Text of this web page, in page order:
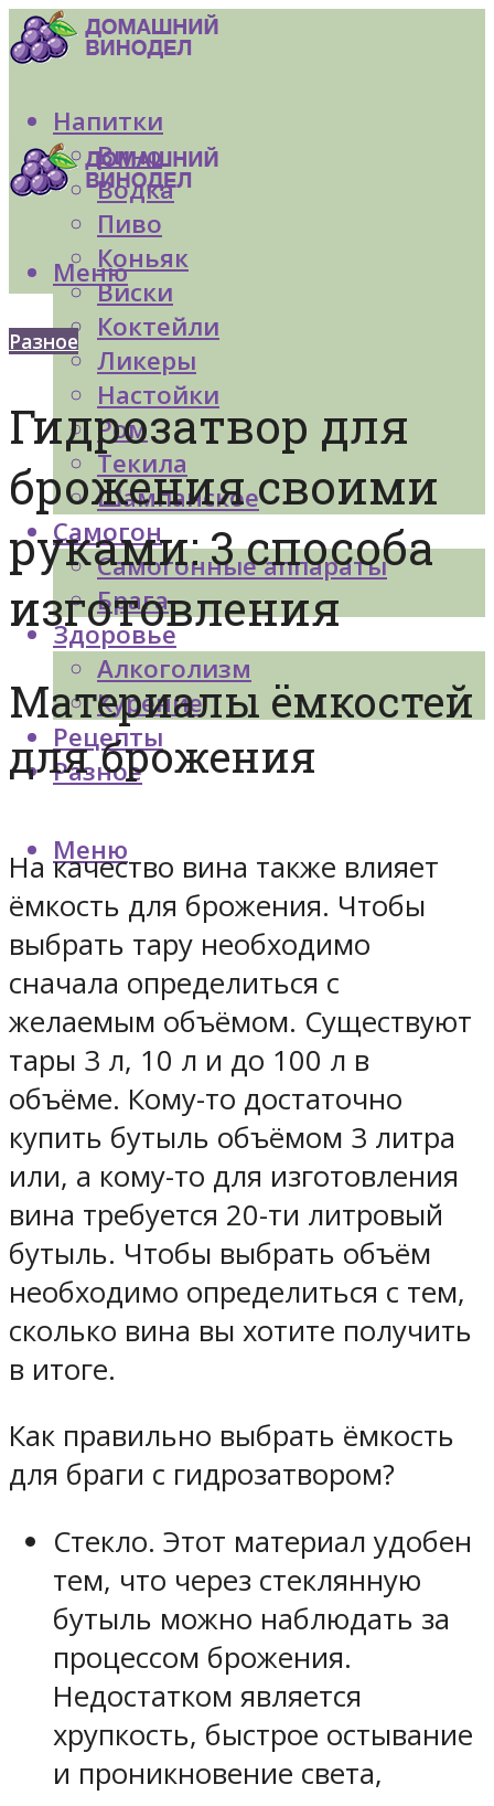
Напитки
Вино
Водка
Пиво
Коньяк
Виски
Коктейли
Ликеры
Настойки
Ром
Текила
Шампанское
Самогон
Самогонные аппараты
Брага
Здоровье
Алкоголизм
Курение
Рецепты
Разное
Меню
Меню
Разное
Гидрозатвор для
брожения своими
руками: 3 способа
изготовления
Материалы ёмкостей
для брожения
На качество вина также влияет
ёмкость для брожения. Чтобы
выбрать тару необходимо
сначала определиться с
желаемым объёмом. Существуют
тары 3 л, 10 л и до 100 л в
объёме. Кому-то достаточно
купить бутыль объёмом 3 литра
или, а кому-то для изготовления
вина требуется 20-ти литровый
бутыль. Чтобы выбрать объём
необходимо определиться с тем,
сколько вина вы хотите получить
в итоге.
Как правильно выбрать ёмкость
для браги с гидрозатвором?
Стекло. Этот материал удобен
тем, что через стеклянную
бутыль можно наблюдать за
процессом брожения.
Недостатком является
хрупкость, быстрое остывание
и проникновение света,